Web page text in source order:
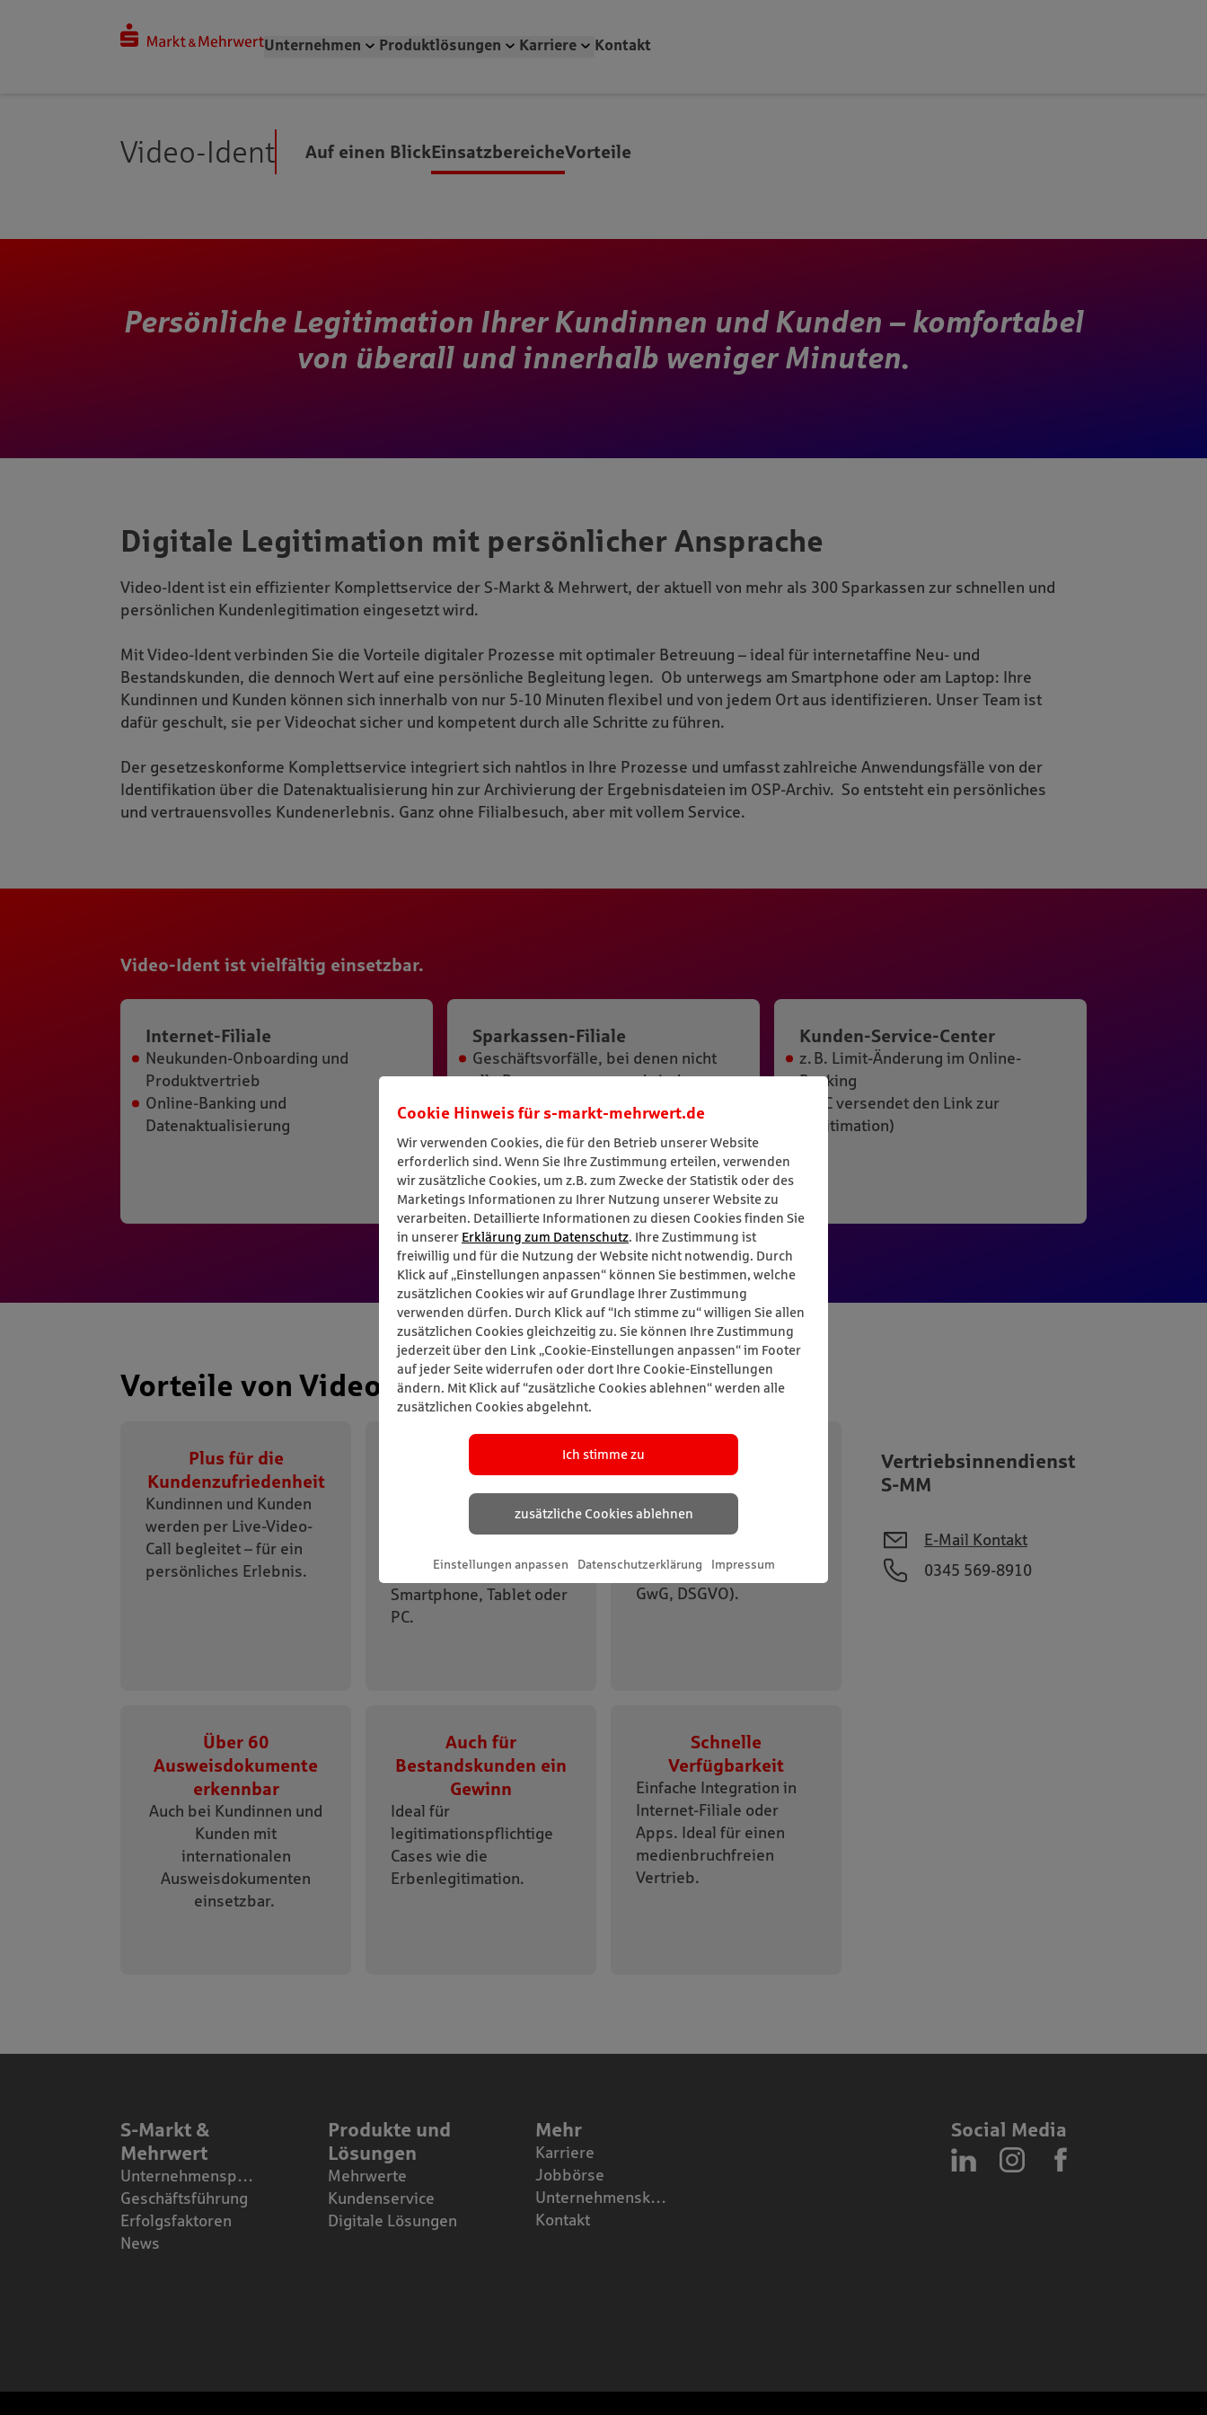
Cookie Hinweis für s-markt-mehrwert.de
Wir verwenden Cookies, die für den Betrieb unserer Website
erforderlich sind. Wenn Sie Ihre Zustimmung erteilen, verwenden
wir zusätzliche Cookies, um z.B. zum Zwecke der Statistik oder des
Marketings Informationen zu Ihrer Nutzung unserer Website zu
verarbeiten. Detaillierte Informationen zu diesen Cookies finden Sie
in unserer Erklärung zum Datenschutz. Ihre Zustimmung ist
freiwillig und für die Nutzung der Website nicht notwendig. Durch
Klick auf „Einstellungen anpassen“ können Sie bestimmen, welche
zusätzlichen Cookies wir auf Grundlage Ihrer Zustimmung
verwenden dürfen. Durch Klick auf “Ich stimme zu“ willigen Sie allen
zusätzlichen Cookies gleichzeitig zu. Sie können Ihre Zustimmung
jederzeit über den Link „Cookie-Einstellungen anpassen“ im Footer
auf jeder Seite widerrufen oder dort Ihre Cookie-Einstellungen
ändern. Mit Klick auf “zusätzliche Cookies ablehnen“ werden alle
zusätzlichen Cookies abgelehnt.
Ich stimme zu
zusätzliche Cookies ablehnen
Einstellungen anpassen Datenschutzerklärung Impressum